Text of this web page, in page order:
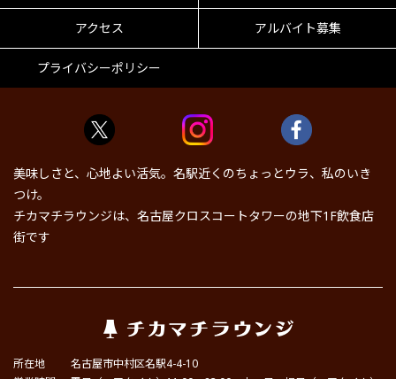
アクセス アルバイト募集
プライバシーポリシー
美味しさと、心地よい活気。名駅近くのちょっとウラ、私のいき
つけ。
チカマチラウンジは、名古屋クロスコートタワーの地下1F飲食店
街です
所在地
名古屋市中村区名駅4-4-10